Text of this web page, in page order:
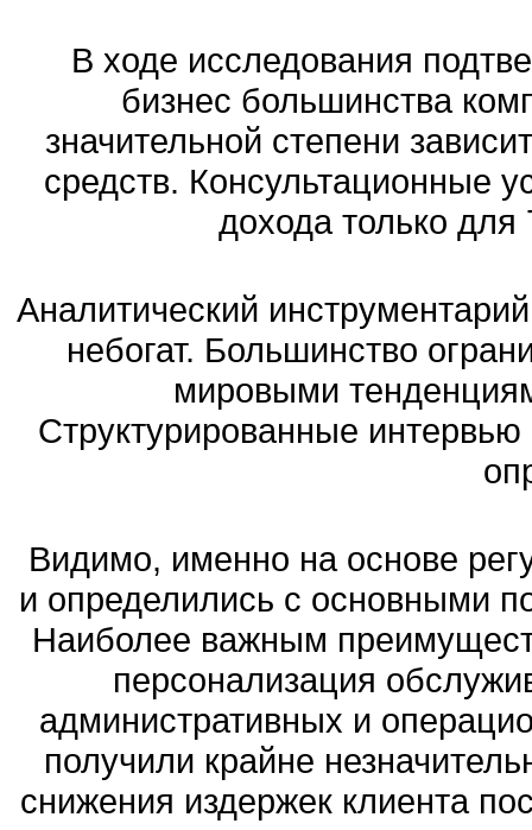
В ходе исследования
бизнес большинства
значительной степени
средств. Консультационные
дохода только
Аналитический
небогат. Большинство
мировыми
Структурированные
Видимо, именно на основе
и определились с основными
Наиболее важным
персонализация
административных и
получили крайне
снижения издержек клиента